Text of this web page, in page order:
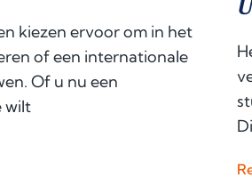
kiezen ervoor om in het
of een internationale
Of u nu een
wilt